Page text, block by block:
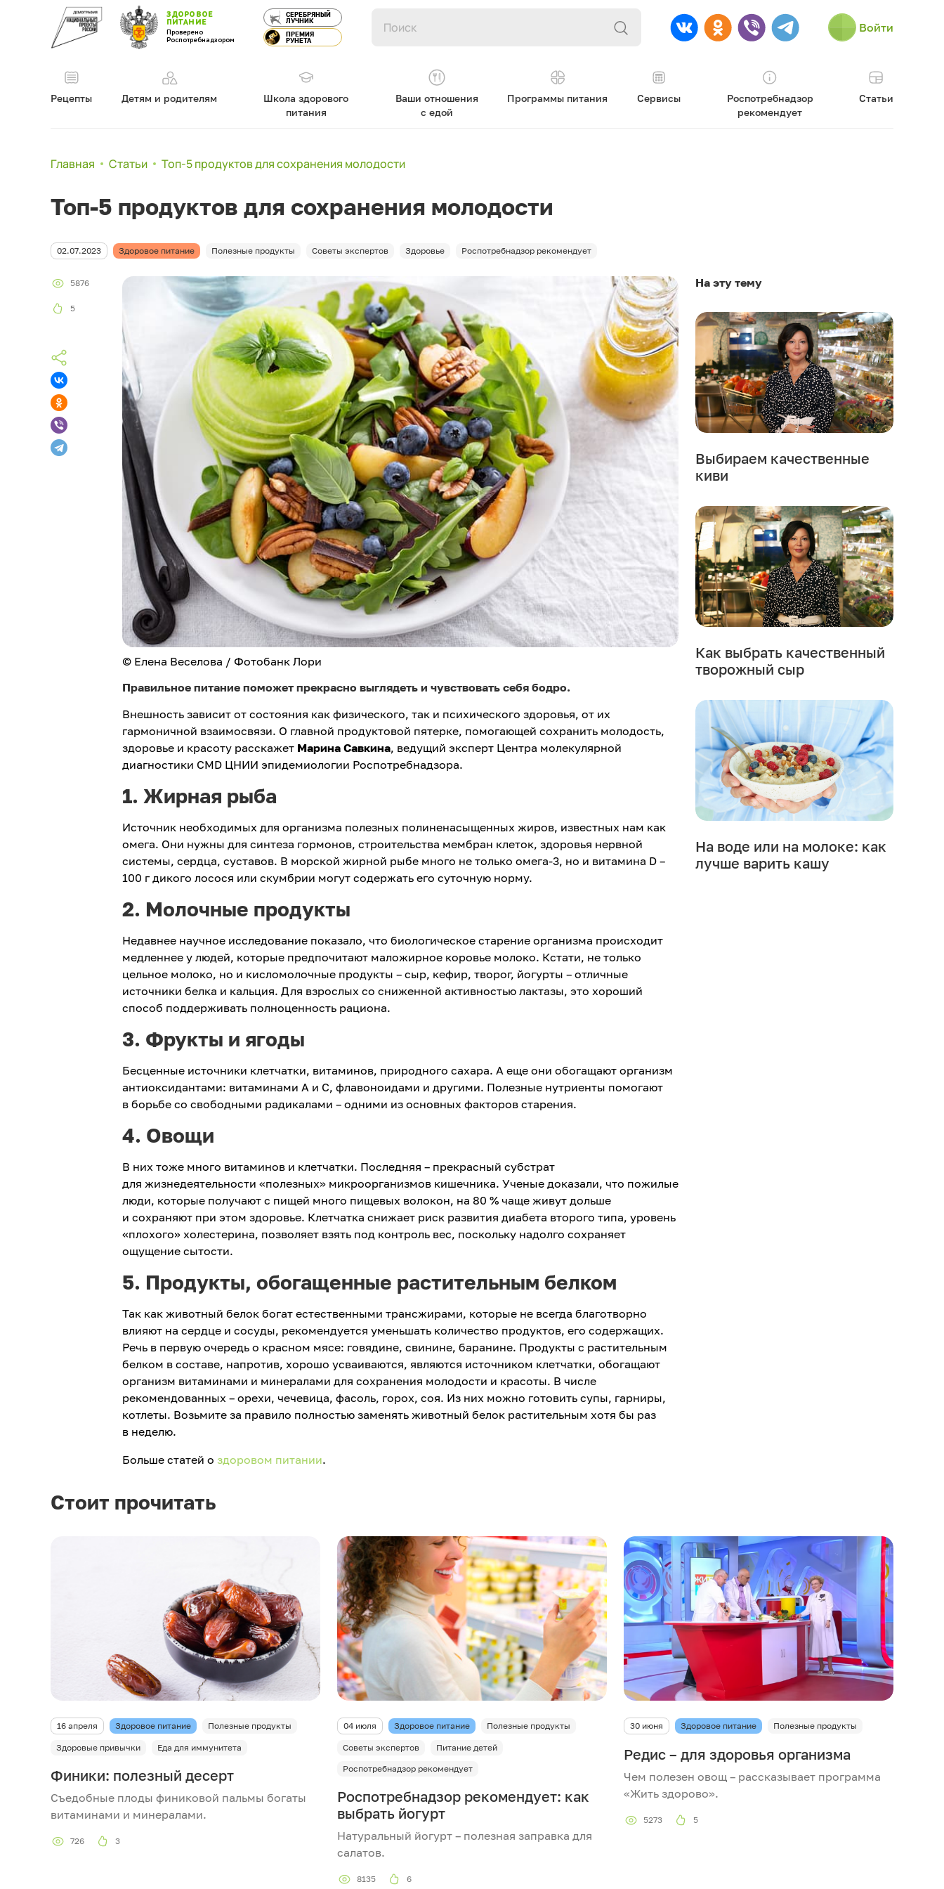
ЗДОРОВОЕ
ПИТАНИЕ
Проверено
Роспотребнадзором
СЕРЕБРЯНЫЙ
ЛУЧНИК
ПРЕМИЯ
РУНЕТА
Войти
Рецепты Детям и родителям
Школа здорового
питания
Ваши отношения
с едой
Программы питания Сервисы
Роспотребнадзор
рекомендует
Статьи
Главная Статьи Топ-5 продуктов для сохранения молодости
Топ-5 продуктов для сохранения молодости
02.07.2023 Здоровое питание Полезные продукты Советы экспертов Здоровье Роспотребнадзор рекомендует
5876
5
© Елена Веселова / Фотобанк Лори
Правильное питание поможет прекрасно выглядеть и чувствовать себя бодро.
Внешность зависит от состояния как физического, так и психического здоровья, от их
гармоничной взаимосвязи. О главной продуктовой пятерке, помогающей сохранить молодость,
здоровье и красоту расскажет Марина Савкина, ведущий эксперт Центра молекулярной
диагностики CMD ЦНИИ эпидемиологии Роспотребнадзора.
1. Жирная рыба
Источник необходимых для организма полезных полиненасыщенных жиров, известных нам как
омега. Они нужны для синтеза гормонов, строительства мембран клеток, здоровья нервной
системы, сердца, суставов. В морской жирной рыбе много не только омега-3, но и витамина D –
100 г дикого лосося или скумбрии могут содержать его суточную норму.
2. Молочные продукты
Недавнее научное исследование показало, что биологическое старение организма происходит
медленнее у людей, которые предпочитают маложирное коровье молоко. Кстати, не только
цельное молоко, но и кисломолочные продукты – сыр, кефир, творог, йогурты – отличные
источники белка и кальция. Для взрослых со сниженной активностью лактазы, это хороший
способ поддерживать полноценность рациона.
3. Фрукты и ягоды
Бесценные источники клетчатки, витаминов, природного сахара. А еще они обогащают организм
антиоксидантами: витаминами А и С, флавоноидами и другими. Полезные нутриенты помогают
в борьбе со свободными радикалами – одними из основных факторов старения.
4. Овощи
В них тоже много витаминов и клетчатки. Последняя – прекрасный субстрат
для жизнедеятельности «полезных» микроорганизмов кишечника. Ученые доказали, что пожилые
люди, которые получают с пищей много пищевых волокон, на 80 % чаще живут дольше
и сохраняют при этом здоровье. Клетчатка снижает риск развития диабета второго типа, уровень
«плохого» холестерина, позволяет взять под контроль вес, поскольку надолго сохраняет
ощущение сытости.
5. Продукты, обогащенные растительным белком
Так как животный белок богат естественными трансжирами, которые не всегда благотворно
влияют на сердце и сосуды, рекомендуется уменьшать количество продуктов, его содержащих.
Речь в первую очередь о красном мясе: говядине, свинине, баранине. Продукты с растительным
белком в составе, напротив, хорошо усваиваются, являются источником клетчатки, обогащают
организм витаминами и минералами для сохранения молодости и красоты. В числе
рекомендованных – орехи, чечевица, фасоль, горох, соя. Из них можно готовить супы, гарниры,
котлеты. Возьмите за правило полностью заменять животный белок растительным хотя бы раз
в неделю.
Больше статей о здоровом питании.
На эту тему
Выбираем качественные
киви
Как выбрать качественный
творожный сыр
На воде или на молоке: как
лучше варить кашу
Стоит прочитать
16 апреля Здоровое питание Полезные продукты
Здоровые привычки Еда для иммунитета
Финики: полезный десерт
Съедобные плоды финиковой пальмы богаты
витаминами и минералами.
726 3
04 июля Здоровое питание Полезные продукты
Советы экспертов
Питание детей
Роспотребнадзор рекомендует
Роспотребнадзор рекомендует: как
выбрать йогурт
Натуральный йогурт – полезная заправка для
салатов.
8135 6
30 июня Здоровое питание Полезные продукты
Редис – для здоровья организма
Чем полезен овощ – рассказывает программа
«Жить здорово».
5273 5